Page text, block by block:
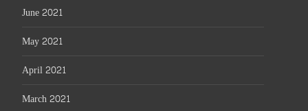
June 2021
May 2021
April 2021
March 2021